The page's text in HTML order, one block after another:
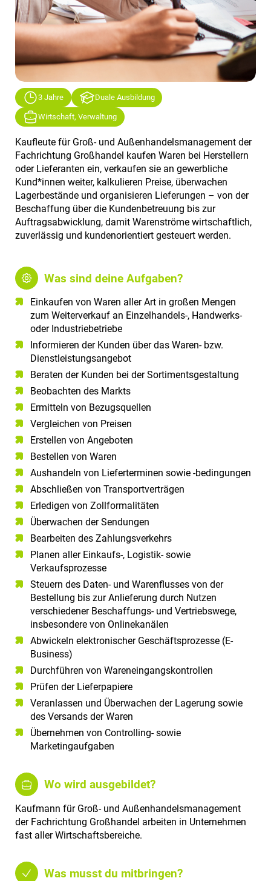
3 Jahre Duale Ausbildung
Wirtschaft, Verwaltung
Kaufleute für Groß- und Außenhandelsmanagement der
Fachrichtung Großhandel kaufen Waren bei Herstellern
oder Lieferanten ein, verkaufen sie an gewerbliche
Kund*innen weiter, kalkulieren Preise, überwachen
Lagerbestände und organisieren Lieferungen – von der
Beschaffung über die Kundenbetreuung bis zur
Auftragsabwicklung, damit Warenströme wirtschaftlich,
zuverlässig und kundenorientiert gesteuert werden.
Was sind deine Aufgaben?
Einkaufen von Waren aller Art in großen Mengen
zum Weiterverkauf an Einzelhandels-, Handwerks-
oder Industriebetriebe
Informieren der Kunden über das Waren- bzw.
Dienstleistungsangebot
Beraten der Kunden bei der Sortimentsgestaltung
Beobachten des Markts
Ermitteln von Bezugsquellen
Vergleichen von Preisen
Erstellen von Angeboten
Bestellen von Waren
Aushandeln von Lieferterminen sowie -bedingungen
Abschließen von Transportverträgen
Erledigen von Zollformalitäten
Überwachen der Sendungen
Bearbeiten des Zahlungsverkehrs
Planen aller Einkaufs-, Logistik- sowie
Verkaufsprozesse
Steuern des Daten- und Warenflusses von der
Bestellung bis zur Anlieferung durch Nutzen
verschiedener Beschaffungs- und Vertriebswege,
insbesondere von Onlinekanälen
Abwickeln elektronischer Geschäftsprozesse (E-
Business)
Durchführen von Wareneingangskontrollen
Prüfen der Lieferpapiere
Veranlassen und Überwachen der Lagerung sowie
des Versands der Waren
Übernehmen von Controlling- sowie
Marketingaufgaben
Wo wird ausgebildet?
Kaufmann für Groß- und Außenhandelsmanagement
der Fachrichtung Großhandel arbeiten in Unternehmen
fast aller Wirtschaftsbereiche.
Was musst du mitbringen?